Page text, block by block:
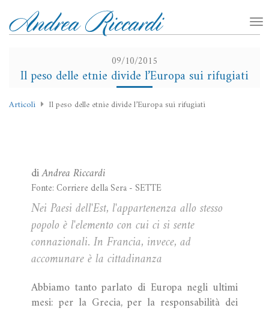
09/10/2015
Il peso delle etnie divide l’Europa sui rifugiati
Articoli Il peso delle etnie divide l’Europa sui rifugiati
diAndrea Riccardi
Fonte: Corriere della Sera - SETTE
Nei Paesi dell'Est, l'appartenenza allo stesso
popolo è l'elemento con cui ci si sente
connazionali. In Francia, invece, ad
accomunare è la cittadinanza
Abbiamo tanto parlato di Europa negli ultimi
mesi: per la Grecia, per la responsabilità dei